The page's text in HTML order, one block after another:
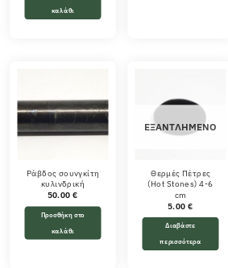
καλάθι
Ράβδος σουνγκίτη
κυλινδρική
50.00€
Προσθήκη στο
καλάθι
ΕΞΑΝΤΛΗΜΈΝΟ
Θερμές Πέτρες
(Hot Stones) 4-6
cm
5.00 €
Διαβάστε
περισσότερα